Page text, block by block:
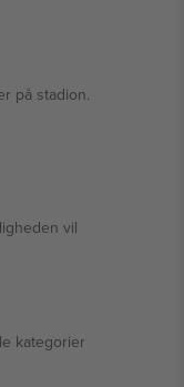
på stadion.
vil
kategorier